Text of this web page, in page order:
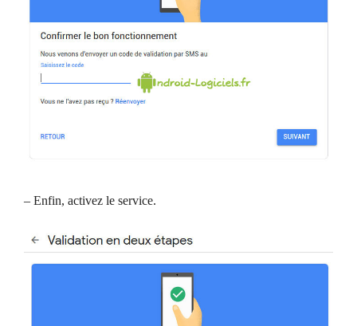
– Enfin, activez le service.